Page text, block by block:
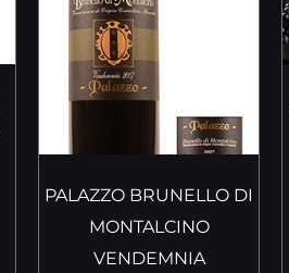
PALAZZO BRUNELLO DI
MONTALCINO
VENDEMNIA